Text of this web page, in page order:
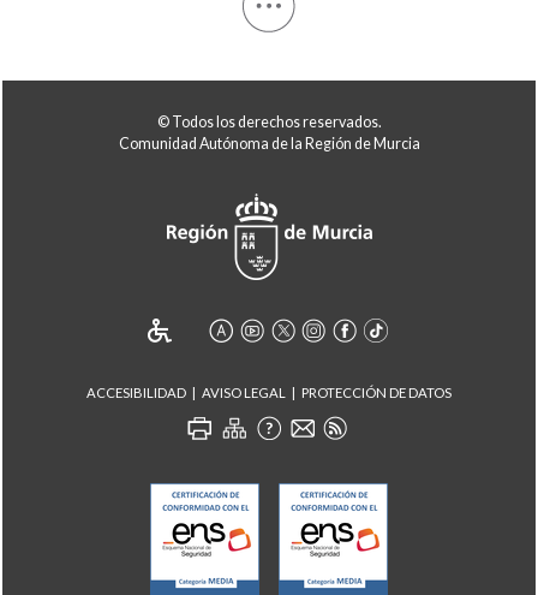
© Todos los derechos reservados.
Comunidad Autónoma de la Región de Murcia
ACCESIBILIDAD AVISO LEGAL PROTECCIÓN DE DATOS